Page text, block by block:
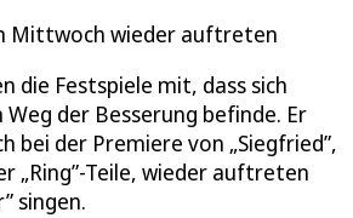
Mittwoch wieder auftreten
die Festspiele mit, dass sich
der Besserung befinde. Er
bei der Premiere von „Siegfried”,
„Ring”-Teile, wieder auftreten
singen.